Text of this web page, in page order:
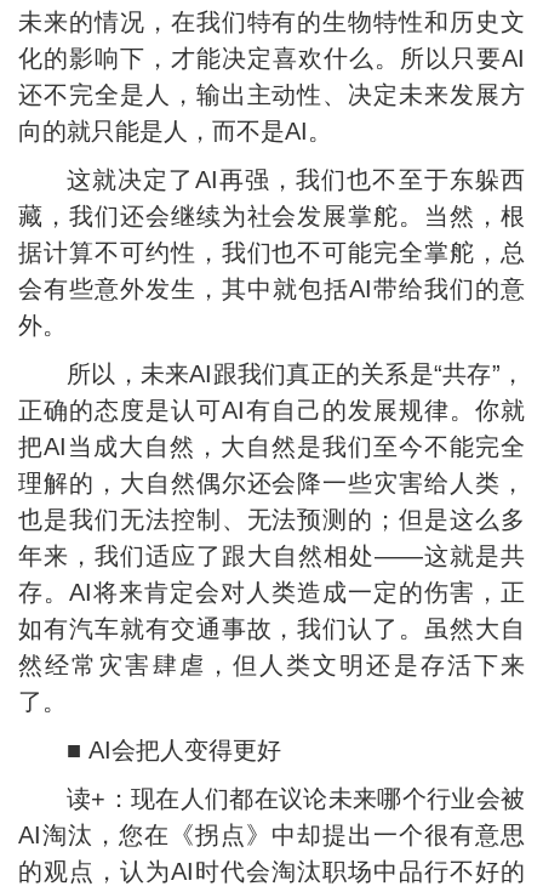
未来的情况，在我们特有的生物特性和历史文
化的影响下，才能决定喜欢什么。所以只要AI
还不完全是人，输出主动性、决定未来发展方
向的就只能是人，而不是AI。
这就决定了AI再强，我们也不至于东躲西
藏，我们还会继续为社会发展掌舵。当然，根
据计算不可约性，我们也不可能完全掌舵，总
会有些意外发生，其中就包括AI带给我们的意
外。
所以，未来AI跟我们真正的关系是“共存”，
正确的态度是认可AI有自己的发展规律。你就
把AI当成大自然，大自然是我们至今不能完全
理解的，大自然偶尔还会降一些灾害给人类，
也是我们无法控制、无法预测的；但是这么多
年来，我们适应了跟大自然相处——这就是共
存。AI将来肯定会对人类造成一定的伤害，正
如有汽车就有交通事故，我们认了。虽然大自
然经常灾害肆虐，但人类文明还是存活下来
了。
■ AI会把人变得更好
读+：现在人们都在议论未来哪个行业会被
AI淘汰，您在《拐点》中却提出一个很有意思
的观点，认为AI时代会淘汰职场中品行不好的